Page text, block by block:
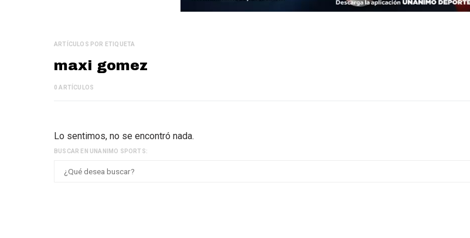
ARTÍCULOS POR ETIQUETA
maxi gomez
0 ARTÍCULOS
Lo sentimos, no se encontró nada.
BUSCAR EN UNANIMO SPORTS: